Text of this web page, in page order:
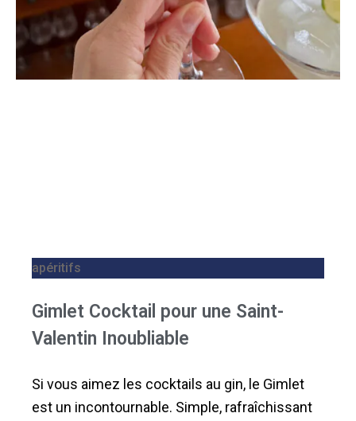
apéritifs
Gimlet Cocktail pour une Saint-
Valentin Inoubliable
Si vous aimez les cocktails au gin, le Gimlet
est un incontournable. Simple, rafraîchissant